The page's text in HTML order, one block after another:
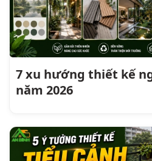
7 xu hướng thiết kế
năm 2026